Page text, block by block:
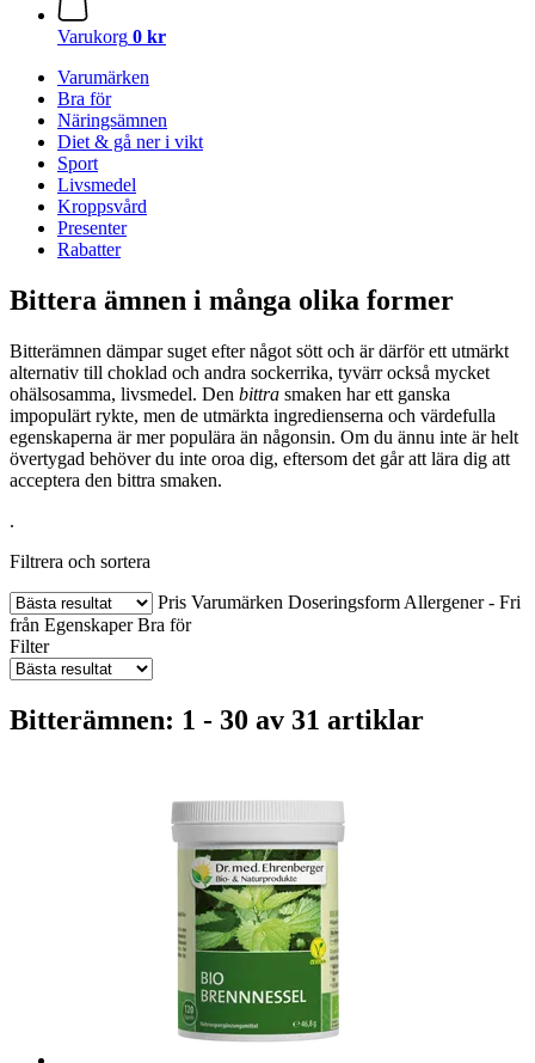
Varukorg 0 kr
Varumärken
Bra för
Näringsämnen
Diet & gå ner i vikt
Sport
Livsmedel
Kroppsvård
Presenter
Rabatter
Bittera ämnen i många olika former
Bitterämnen dämpar suget efter något sött och är därför ett utmärkt
alternativ till choklad och andra sockerrika, tyvärr också mycket
ohälsosamma, livsmedel. Den bittra smaken har ett ganska
impopulärt rykte, men de utmärkta ingredienserna och värdefulla
egenskaperna är mer populära än någonsin. Om du ännu inte är helt
övertygad behöver du inte oroa dig, eftersom det går att lära dig att
acceptera den bittra smaken.
.
Filtrera och sortera
Pris Varumärken Doseringsform Allergener - Fri
från Egenskaper Bra för
Filter
Bitterämnen: 1 - 30 av 31 artiklar